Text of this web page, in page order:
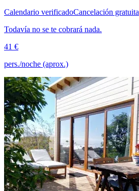
Calendario verificadoCancelación gratuita
Todavía no se te cobrará nada.
41 €
pers./noche (aprox.)